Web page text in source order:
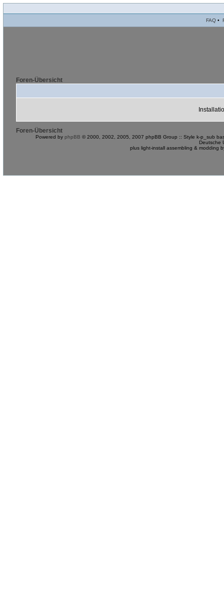
FAQ •
Foren-Übersicht
Foren-Übersicht
Powered by phpBB © 2000, 2002, 2005, 2007 phpBB Group :: Style k-p_sub
Deutsche
plus light-install assembling & modding